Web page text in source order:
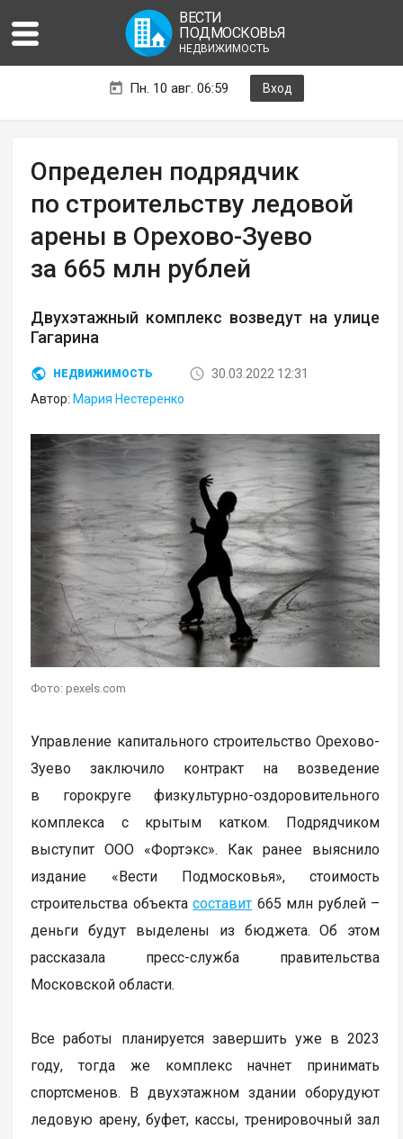
ВЕСТИ
ПОДМОСКОВЬЯ
НЕДВИЖИМОСТЬ
Пн. 10 авг. 06:59 Вход
Определен подрядчик
по строительству ледовой
арены в Орехово-Зуево
за 665 млн рублей
Двухэтажный комплекс возведут на улице
Гагарина
НЕДВИЖИМОСТЬ
30.03.2022 12:31
Автор: Мария Нестеренко
Фото: pexels.com
Управление капитального строительство Орехово-
Зуево заключило контракт на возведение
в горокруге физкультурно-оздоровительного
комплекса с крытым катком. Подрядчиком
выступит ООО «Фортэкс». Как ранее выяснило
издание «Вести Подмосковья», стоимость
строительства объектасоставит 665 млн рублей –
деньги будут выделены из бюджета. Об этом
рассказала пресс-служба правительства
Московской области.
Все работы планируется завершить уже в 2023
году, тогда же комплекс начнет принимать
спортсменов. В двухэтажном здании оборудуют
ледовую арену, буфет, кассы, тренировочный зал